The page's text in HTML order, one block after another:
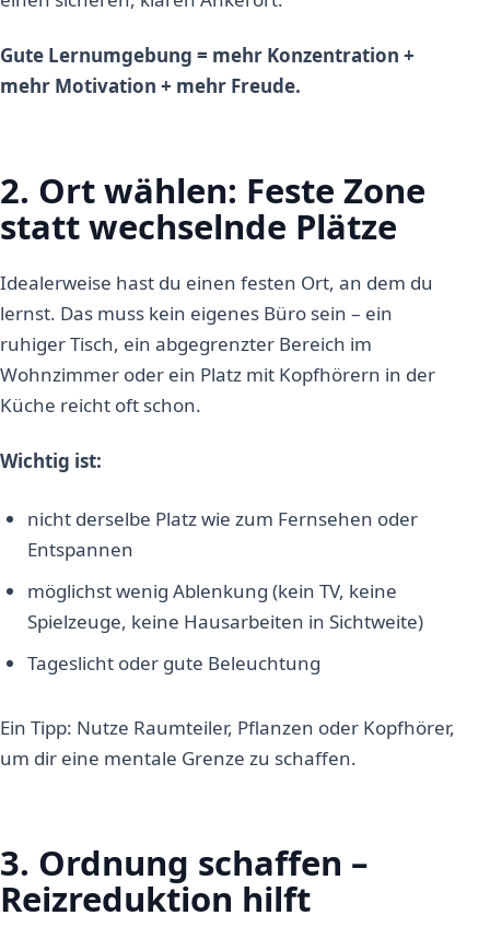
Gute Lernumgebung = mehr Konzentration +
mehr Motivation + mehr Freude.
2. Ort wählen: Feste Zone
statt wechselnde Plätze
Idealerweise hast du einen festen Ort, an dem du
lernst. Das muss kein eigenes Büro sein – ein
ruhiger Tisch, ein abgegrenzter Bereich im
Wohnzimmer oder ein Platz mit Kopfhörern in der
Küche reicht oft schon.
Wichtig ist:
nicht derselbe Platz wie zum Fernsehen oder
Entspannen
möglichst wenig Ablenkung (kein TV, keine
Spielzeuge, keine Hausarbeiten in Sichtweite)
Tageslicht oder gute Beleuchtung
Ein Tipp: Nutze Raumteiler, Pflanzen oder Kopfhörer,
um dir eine mentale Grenze zu schaffen.
3. Ordnung schaffen –
Reizreduktion hilft